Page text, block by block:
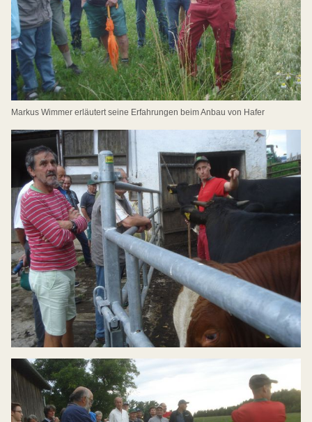
Markus Wimmer erläutert seine Erfahrungen beim Anbau von Hafer